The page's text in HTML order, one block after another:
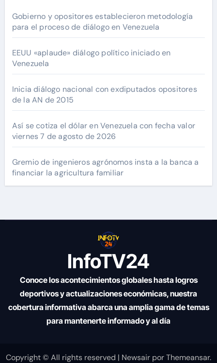
Gobierno y opositores establecieron metodología
para el proceso de diálogo en Venezuela
EEUU «aplaude» diálogo político iniciado en
Venezuela
Inicia diálogo nacional con exdiputados opositores
de la AN de 2015
Así se cotiza el dólar en Venezuela con fecha valor
viernes 7 de agosto de 2026
Gremio de ingenieros agrónomos insta a la banca a
financiar la agricultura familiar
InfoTV24
Conoce los acontecimientos globales hasta logros
deportivos y actualizaciones económicas, nuestra
cobertura informativa abarca una amplia gama de temas
para mantenerte informado y al día
Copyright © All rights reserved | Newsair porThemeansar.